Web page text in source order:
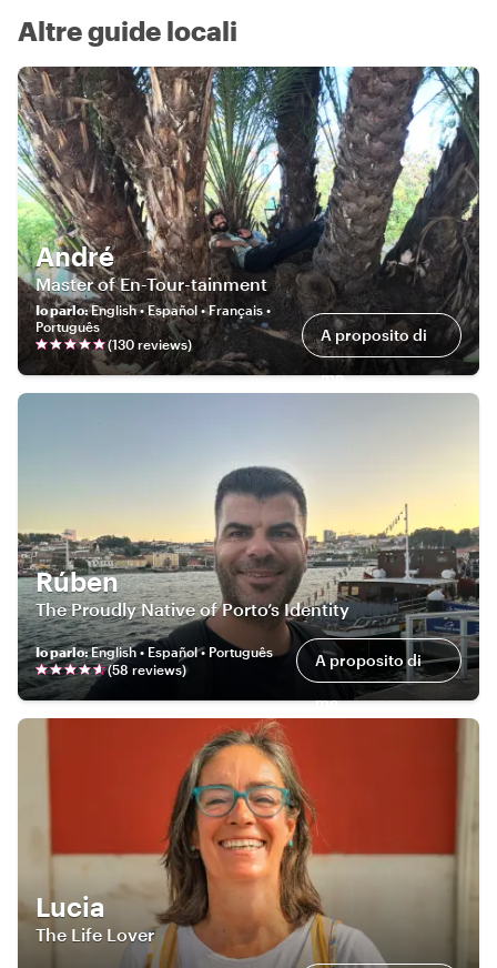
Altre guide locali
André
Master of En-Tour-tainment
Io parlo:English • Español • Français •
Português
(130 reviews) A proposito di
me
Rúben
The Proudly Native of Porto’s Identity
Io parlo:English • Español • Português
(58 reviews) A proposito di
me
Lucia
The Life Lover